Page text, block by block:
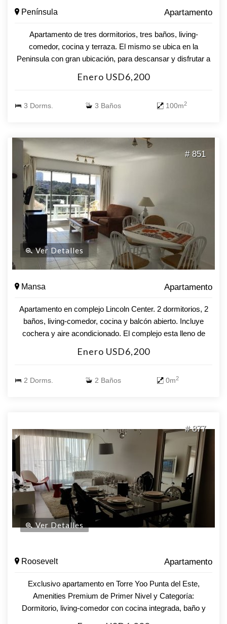
Península Apartamento
Apartamento de tres dormitorios, tres baños, living-
comedor, cocina y terraza. El mismo se ubica en la
Peninsula con gran ubicación, para descansar y disfrutar a
cuadra de la playa el Emir, a dos de la Playa Brava y dos
cómoda y fija. Teléfono, wifi, televisores smart y cable.
microondas y demás. Servicio de limpieza y mucama tres
veces por semana.
Enero USD6,200
3 Dorms. 3 Baños 100m2
# 851
Ver Detalles
Mansa Apartamento
Apartamento en complejo Lincoln Center. 2 dormitorios, 2
baños, living-comedor, cocina y balcón abierto. Incluye
cochera y aire acondicionado. El complejo esta lleno de
gimnasio, sauna, cancha de tennis, cancha de fútbol,
Enero USD6,200
2 Dorms. 2 Baños 0m2
# 877
Ver Detalles
Roosevelt Apartamento
Exclusivo apartamento en Torre Yoo Punta del Este,
Amenities Premium de Primer Nivel y Categoría:
Dormitorio, living-comedor con cocina integrada, baño y